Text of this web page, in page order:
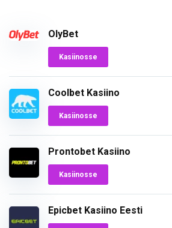
OlyBet
Kasiinosse
Coolbet Kasiino
Kasiinosse
Prontobet Kasiino
Kasiinosse
Epicbet Kasiino Eesti